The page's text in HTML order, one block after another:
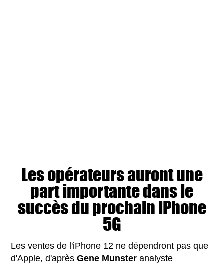
Les opérateurs auront une
part importante dans le
succès du prochain iPhone
5G
Les ventes de l'iPhone 12 ne dépendront pas que
d'Apple, d'aprèsGene Munster analyste